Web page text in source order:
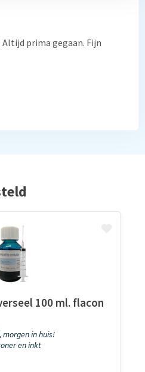
prima gegaan. Fijn
100 ml. flacon
morgen in huis!
en inkt